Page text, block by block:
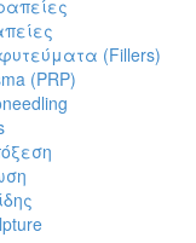
(Fillers)
(PRP)